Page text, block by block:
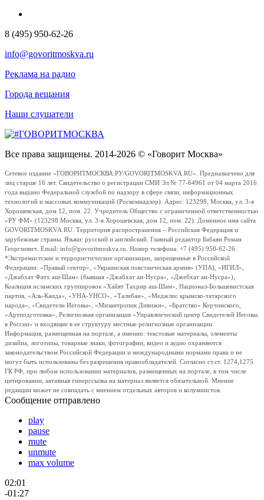
8 (495) 950-62-26
info@govoritmoskva.ru
Реклама на радио
Города вещания
Наши слушатели
Все права защищены. 2014-2026 © «Говорит Москва»
Сетевое издание «ГОВОРИТМОСКВА.РУ/GOVORITMOSKVA.RU». Предназначено для
лиц старше 16 лет. Свидетельство о регистрации СМИ Эл № 77-64961 от 04 марта 2016
года выдано Федеральной службой по надзору в сфере связи, информационных
технологий и массовых коммуникаций (Роскомнадзор). Адрес: 123298, Москва, ул. 3-я
Хорошевская, дом 12, пом. 22. Учредитель Общество с ограниченной ответственностью
«РУ ФМ» (123298 Москва, ул. 3-я Хорошевская, дом 12, пом. 22). Доменное имя сайта
GOVORITMOSKVA.RU. Территория распространения – Российская Федерация и
зарубежные страны. Языки: русский и английский. Главный редактор Бабаян Роман
Георгиевич. Email: info@govoritmoskva.ru. Номер телефона: +7 (495) 950-62-26
*Экстремистские и террористические организации, запрещенные в Российской
Федерации: «Правый сектор», «Украинская повстанческая армия» (УПА), «ИГИЛ»,
«Джабхат Фатх аш-Шам» (бывшая «Джабхат ан-Нусра», «Джебхат ан-Нусра»),
Коалиция исламских группировок «Хайят Тахрир аш-Шам», Национал-Большевистская
партия, «Аль-Каида», «УНА-УНСО», «Талибан», «Меджлис крымско-татарского
народа», «Свидетели Иеговы», «Мизантропик Дивижн», «Братство» Корчинского,
«Артподготовка», Религиозная организация «Управленческий центр Свидетелей Иеговы
в России» и входящие в ее структуру местные религиозные организации.
Информация, размещенная на портале, а именно: текстовые материалы, элементы
дизайна, логотипы, товарные знаки, фотографии, видео и аудио охраняются
законодательством Российской Федерации и международными нормами права и не
могут быть использованы без разрешения правообладателей. Согласно ст.ст. 1274,1275
ГК РФ, при любом использовании материалов, размещенных на портале, в том числе
цитировании, активная гиперссылка на материал является обязательной. Мнение
редакции может не совпадать с мнением отдельных авторов и колумнистов.
Сообщение отправлено
play
pause
mute
unmute
max volume
02:01
-01:27